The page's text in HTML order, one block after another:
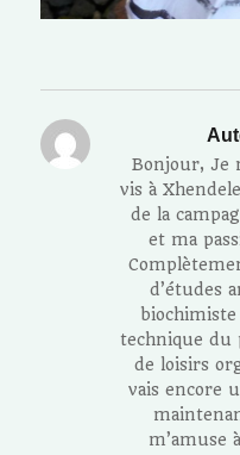
Bonjour, Je
vis à
de la
et ma
d’études
biochimiste
technique du
de loisirs
vais encore
m’amuse